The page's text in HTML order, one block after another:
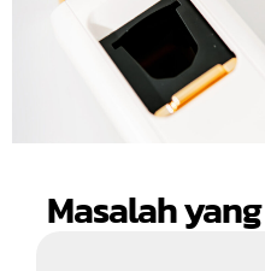
Masalah